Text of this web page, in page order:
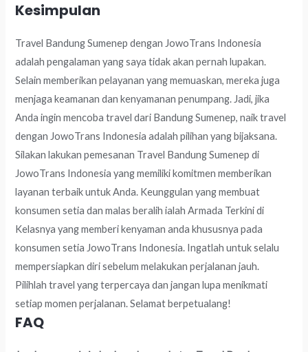
Kesimpulan
Travel Bandung Sumenep dengan JowoTrans Indonesia
adalah pengalaman yang saya tidak akan pernah lupakan.
Selain memberikan pelayanan yang memuaskan, mereka juga
menjaga keamanan dan kenyamanan penumpang. Jadi, jika
Anda ingin mencoba travel dari Bandung Sumenep, naik travel
dengan JowoTrans Indonesia adalah pilihan yang bijaksana.
Silakan lakukan pemesanan Travel Bandung Sumenep di
JowoTrans Indonesia yang memiliki komitmen memberikan
layanan terbaik untuk Anda. Keunggulan yang membuat
konsumen setia dan malas beralih ialah Armada Terkini di
Kelasnya yang memberi kenyaman anda khususnya pada
konsumen setia JowoTrans Indonesia. Ingatlah untuk selalu
mempersiapkan diri sebelum melakukan perjalanan jauh.
Pilihlah travel yang terpercaya dan jangan lupa menikmati
setiap momen perjalanan. Selamat berpetualang!
FAQ